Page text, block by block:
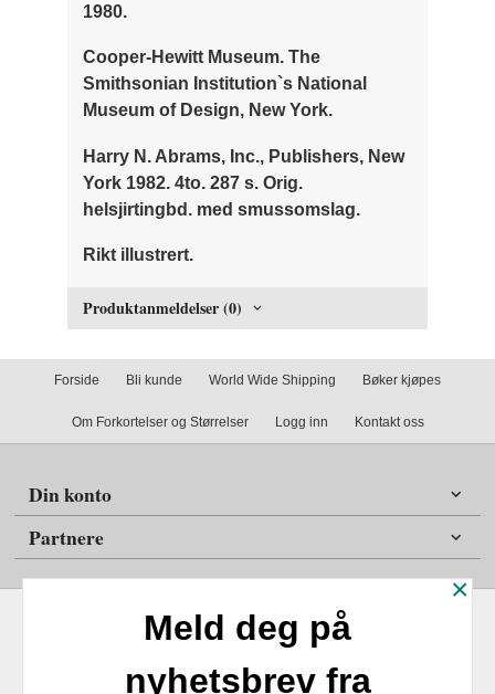
1980.
Cooper-Hewitt Museum. The
Smithsonian Institution`s National
Museum of Design, New York.
Harry N. Abrams, Inc., Publishers, New
York 1982. 4to. 287 s. Orig.
helsjirtingbd. med smussomslag.
Rikt illustrert.
Produktanmeldelser (0)
Forside Bli kunde World Wide Shipping Bøker kjøpes
Om Forkortelser og Størrelser Logg inn Kontakt oss
Din konto
Partnere
Kjøpsbetingelser Sikkerhet og personvern
×
Meld deg på
nyhetsbrev fra